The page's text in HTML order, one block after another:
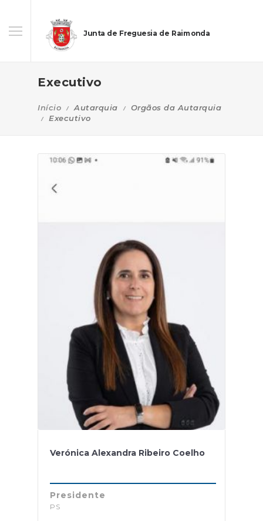
Junta de Freguesia de Raimonda
Executivo
Início Autarquia
Orgãos da Autarquia
Executivo
Verónica Alexandra Ribeiro Coelho
Presidente
PS